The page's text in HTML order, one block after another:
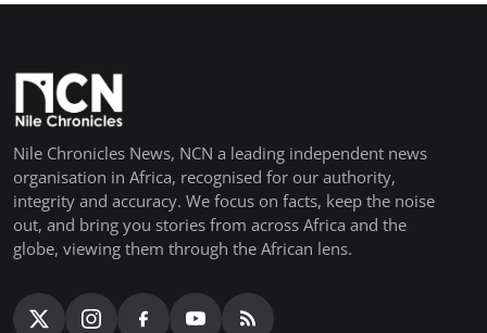
Nile Chronicles News, NCN a leading independent news
organisation in Africa, recognised for our authority,
integrity and accuracy. We focus on facts, keep the noise
out, and bring you stories from across Africa and the
globe, viewing them through the African lens.